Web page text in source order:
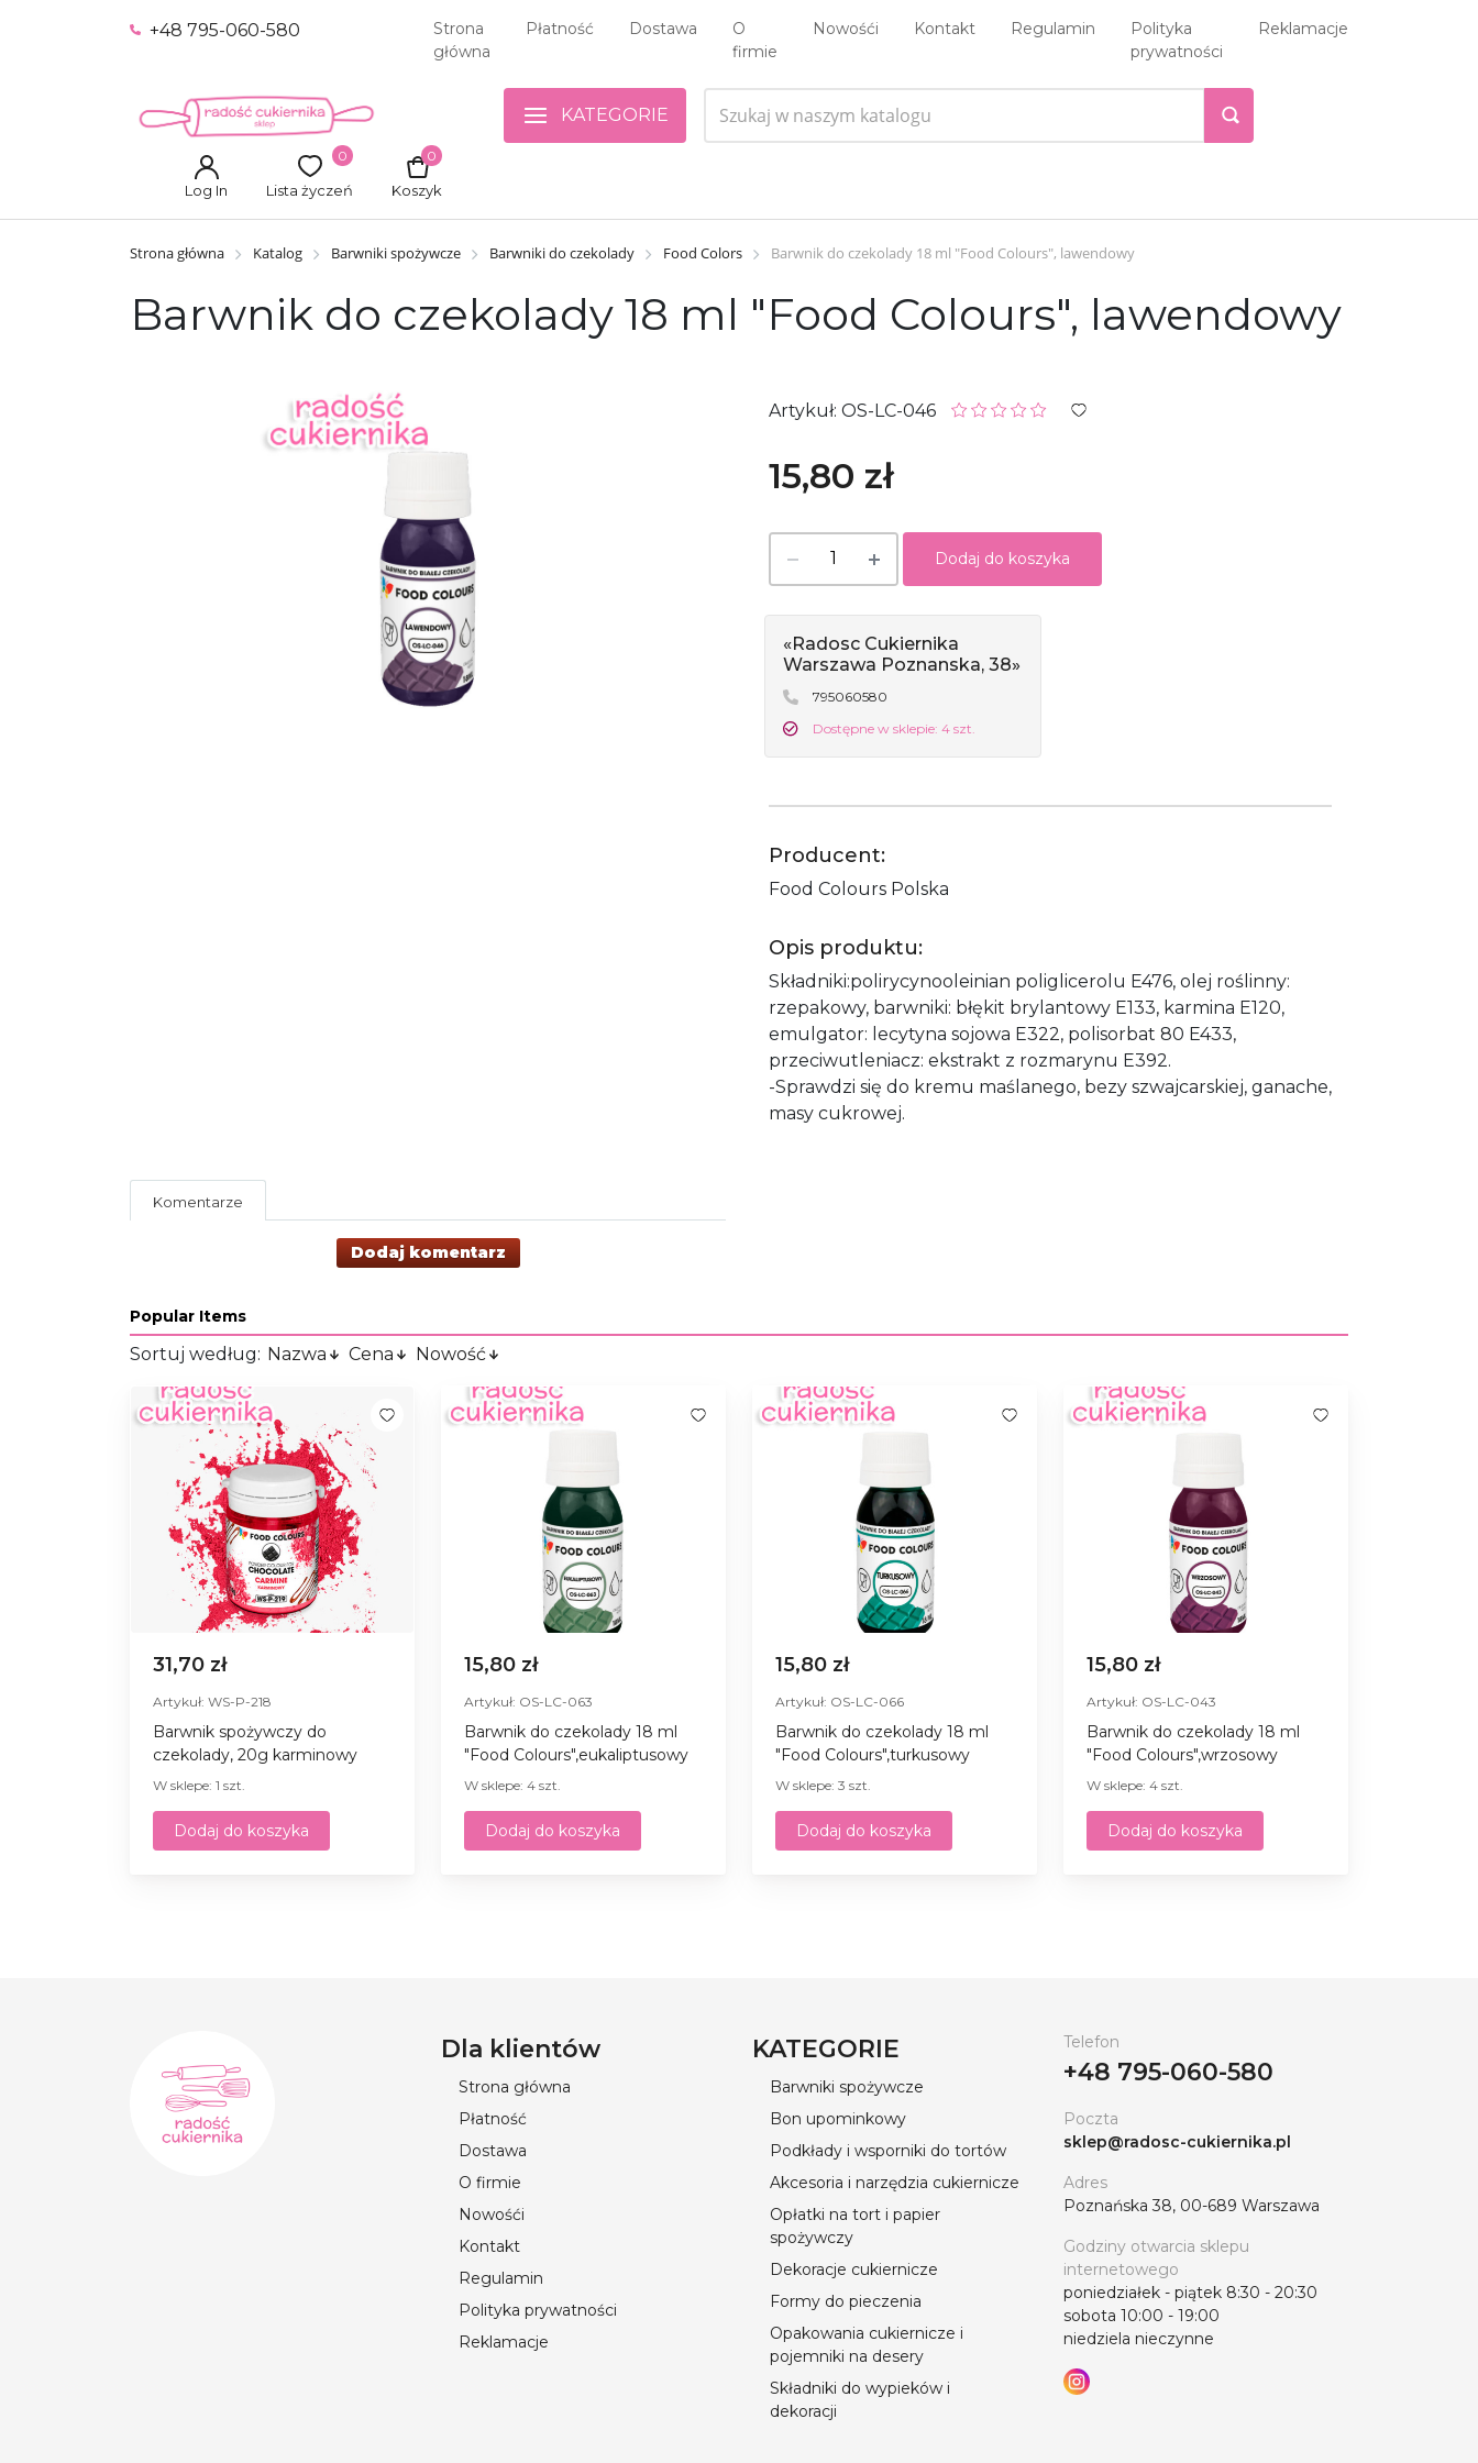
+48 795-060-580
Strona
główna
Płatność Dostawa
O
firmie
Nowośći Kontakt Regulamin
Polityka
prywatności
Reklamacje
Log In Lista życzeń
0
Koszyk
0
KATEGORIE
Strona główna Katalog Barwniki spożywcze Barwniki do czekolady Food Colors Barwnik do czekolady 18 ml "Food Colours", lawendowy
Barwnik do czekolady 18 ml "Food Colours", lawendowy
Artykuł: OS-LC-046
15,80 zł
Dodaj do koszyka
«Radosc Cukiernika
Warszawa Poznanska, 38»
795060580
Dostępne w sklepie: 4 szt.
Producent:
Food Colours Polska
Opis produktu:
Składniki:polirycynooleinian poliglicerolu E476, olej roślinny:
rzepakowy, barwniki: błękit brylantowy E133, karmina E120,
emulgator: lecytyna sojowa E322, polisorbat 80 E433,
przeciwutleniacz: ekstrakt z rozmarynu E392.
-Sprawdzi się do kremu maślanego, bezy szwajcarskiej, ganache,
masy cukrowej.
Komentarze
Dodaj komentarz
Popular Items
Sortuj według: Nazwa Cena Nowość
31,70 zł
Artykuł: WS-P-218
Barwnik spożywczy do
czekolady, 20g karminowy
W sklepe: 1 szt.
Dodaj do koszyka
15,80 zł
Artykuł: OS-LC-063
Barwnik do czekolady 18 ml
"Food Colours",eukaliptusowy
W sklepe: 4 szt.
Dodaj do koszyka
15,80 zł
Artykuł: OS-LC-066
Barwnik do czekolady 18 ml
"Food Colours",turkusowy
W sklepe: 3 szt.
Dodaj do koszyka
15,80 zł
Artykuł: OS-LC-043
Barwnik do czekolady 18 ml
"Food Colours",wrzosowy
W sklepe: 4 szt.
Dodaj do koszyka
Dla klientów
Strona główna
Płatność
Dostawa
O firmie
Nowośći
Kontakt
Regulamin
Polityka prywatności
Reklamacje
KATEGORIE
Barwniki spożywcze
Bon upominkowy
Podkłady i wsporniki do tortów
Akcesoria i narzędzia cukiernicze
Opłatki na tort i papier
spożywczy
Dekoracje cukiernicze
Formy do pieczenia
Opakowania cukiernicze i
pojemniki na desery
Składniki do wypieków i
dekoracji
Telefon
+48 795-060-580
Poczta
sklep@radosc-cukiernika.pl
Adres
Poznańska 38, 00-689 Warszawa
Godziny otwarcia sklepu
internetowego
poniedziałek - piątek 8:30 - 20:30
sobota 10:00 - 19:00
niedziela nieczynne